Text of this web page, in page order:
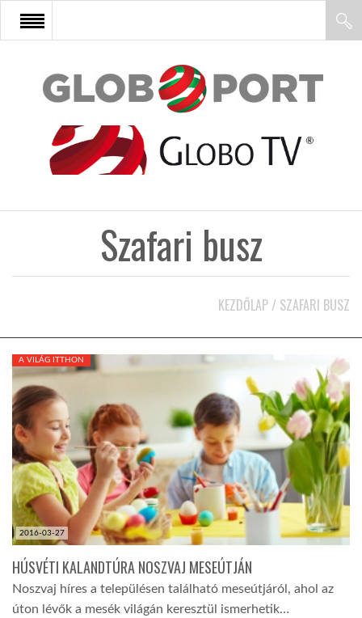
FŐOLDAL
AFRIKA
KÖZEL-KELET
AUSZTRÁLIA
A VILÁG ITTHON
Szafari busz
KEZDŐLAP / SZAFARI BUSZ
2016-03-27
A VILÁG ITTHON
HÚSVÉTI KALANDTÚRA NOSZVAJ MESEÚTJÁN
Noszvaj híres a településen található meseútjáról, ahol az
úton lévők a mesék világán keresztül ismerhetik…